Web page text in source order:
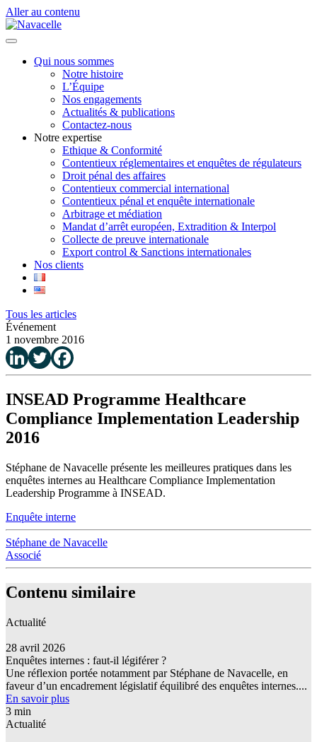
Aller au contenu
Qui nous sommes
Notre histoire
L’Équipe
Nos engagements
Actualités & publications
Contactez-nous
Notre expertise
Ethique & Conformité
Contentieux réglementaires et enquêtes de régulateurs
Droit pénal des affaires
Contentieux commercial international
Contentieux pénal et enquête internationale
Arbitrage et médiation
Mandat d’arrêt européen, Extradition & Interpol
Collecte de preuve internationale
Export control & Sanctions internationales
Nos clients
Tous les articles
Événement
1 novembre 2016
INSEAD Programme Healthcare
Compliance Implementation Leadership
2016
Stéphane de Navacelle présente les meilleures pratiques dans les
enquêtes internes au Healthcare Compliance Implementation
Leadership Programme à INSEAD.
Enquête interne
Stéphane de Navacelle
Associé
Contenu similaire
Actualité
28 avril 2026
Enquêtes internes : faut-il légiférer ?
Une réflexion portée notamment par Stéphane de Navacelle, en
faveur d’un encadrement législatif équilibré des enquêtes internes....
En savoir plus
3 min
Actualité